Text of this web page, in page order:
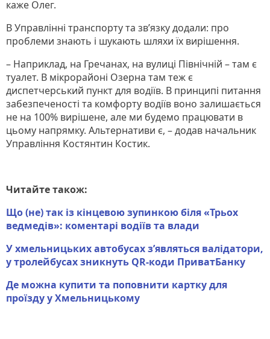
каже Олег.
В Управлінні транспорту та зв’язку додали: про
проблеми знають і шукають шляхи їх вирішення.
– Наприклад, на Гречанах, на вулиці Північній – там є
туалет. В мікрорайоні Озерна там теж є
диспетчерський пункт для водіїв. В принципі питання
забезпеченості та комфорту водіїв воно залишається
не на 100% вирішене, але ми будемо працювати в
цьому напрямку. Альтернативи є, – додав начальник
Управління Костянтин Костик.
Читайте також:
Що (не) так із кінцевою зупинкою біля «Трьох
ведмедів»: коментарі водіїв та влади
У хмельницьких автобусах з’являться валідатори,
у тролейбусах зникнуть QR-коди ПриватБанку
Де можна купити та поповнити картку для
проїзду у Хмельницькому